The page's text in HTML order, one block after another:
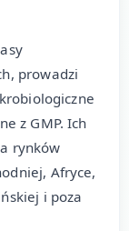
prowadzi
z GMP. Ich
rynków
Afryce,
i poza